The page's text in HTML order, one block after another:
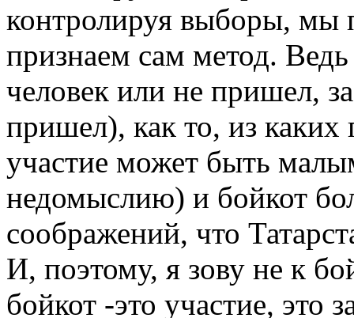
контролируя выборы, мы
признаем сам метод.
человек или не пришел,
пришел), как то, из
участие может быть
недомыслию) и бойкот
соображений, что
И, поэтому, я зову не к
бойкот -это участие, это